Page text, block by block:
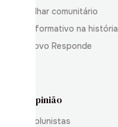
Olhar comunitário
Informativo na história
Povo Responde
Opinião
Colunistas